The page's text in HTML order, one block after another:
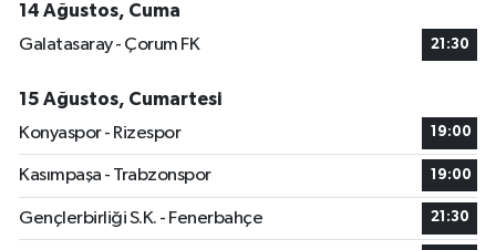
14 Ağustos, Cuma
Galatasaray - Çorum FK
21:30
15 Ağustos, Cumartesi
Konyaspor - Rizespor
19:00
Kasımpaşa - Trabzonspor 19:00
Gençlerbirliği S.K. - Fenerbahçe 21:30